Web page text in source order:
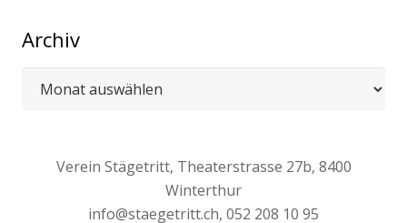
Archiv
Archiv
Verein Stägetritt, Theaterstrasse 27b, 8400
Winterthur
info@staegetritt.ch, 052 208 10 95